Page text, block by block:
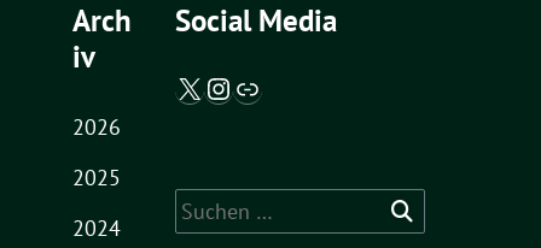
Arch
iv
2026
2025
2024
Social Media
X / Twitter
Instagram
Abgeordnetenwatch
Suche
nach: